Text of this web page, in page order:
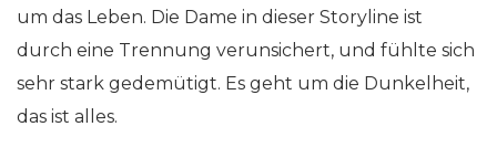
um das Leben. Die Dame in dieser Storyline ist
durch eine Trennung verunsichert, und fühlte sich
sehr stark gedemütigt. Es geht um die Dunkelheit,
das ist alles.